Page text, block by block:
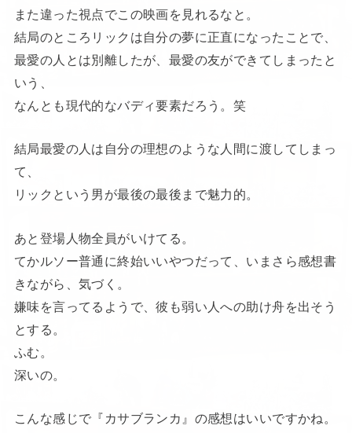
また違った視点でこの映画を見れるなと。
結局のところリックは自分の夢に正直になったことで、
最愛の人とは別離したが、最愛の友ができてしまったと
いう、
なんとも現代的なバディ要素だろう。笑
結局最愛の人は自分の理想のような人間に渡してしまっ
て、
リックという男が最後の最後まで魅力的。
あと登場人物全員がいけてる。
てかルソー普通に終始いいやつだって、いまさら感想書
きながら、気づく。
嫌味を言ってるようで、彼も弱い人への助け舟を出そう
とする。
ふむ。
深いの。
こんな感じで『カサブランカ』の感想はいいですかね。